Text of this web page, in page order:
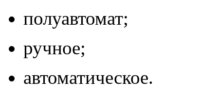
полуавтомат;
ручное;
автоматическое.